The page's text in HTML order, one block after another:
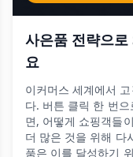
사은품 전략으
요
이커머스 세계에서
다. 버튼 클릭 한 번
면, 어떻게 쇼핑객들
더 많은 것을 위해 다
품은 이를 달성하기